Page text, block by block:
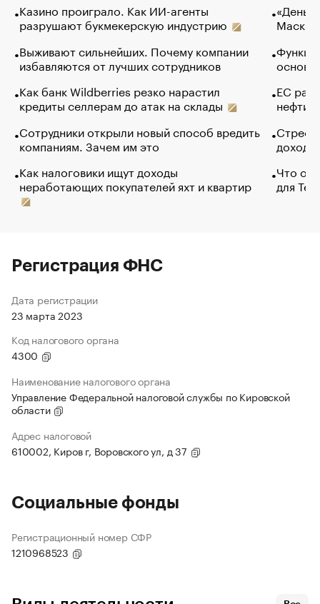
Казино проиграло. Как ИИ-агенты
разрушают букмекерскую индустрию
Выживают сильнейших. Почему компании
избавляются от лучших сотрудников
Как банк Wildberries резко нарастил
кредиты селлерам до атак на склады
Сотрудники открыли новый способ вредить
компаниям. Зачем им это
Как налоговики ищут доходы
неработающих покупателей яхт и квартир
Маск в
основ
ЕС
нефти
Что
для
Регистрация ФНС
Дата регистрации
23 марта 2023
Код налогового органа
4300
Наименование налогового органа
Управление Федеральной налоговой службы по Кировской
области
Адрес налоговой
610002, Киров г, Воровского ул, д 37
Социальные фонды
Регистрационный номер СФР
1210968523